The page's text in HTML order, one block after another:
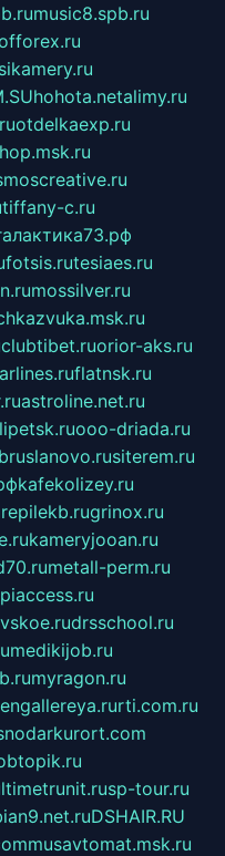
music8.spb.ru
hohota.netalimy.ru
otdelkaexp.ru
tiffany-c.ru
fotsis.rutesiaes.ru
mossilver.ru
clubtibet.ruorior-aks.ru
flatnsk.ru
astroline.net.ru
ooo-driada.ru
bruslanovo.rusiterem.ru
kafekolizey.ru
grinox.ru
kameryjooan.ru
metall-perm.ru
drsschool.ru
medikijob.ru
myragon.ru
rti.com.ru
sp-tour.ru
DSHAIR.RU
musavtomat.msk.ru